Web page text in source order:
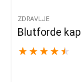
ZDRAVLJE
Blutforde
★ ★ ★ ★ ★